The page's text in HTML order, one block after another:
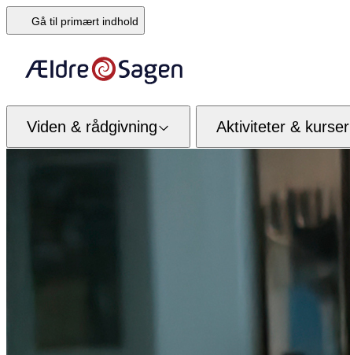
Gå til primært indhold
Viden & rådgivning Aktiviteter & kurser